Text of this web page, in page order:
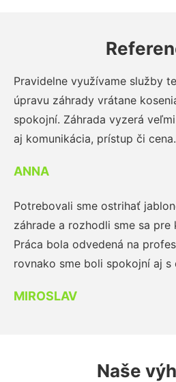
Pravidelne využívame služby
úpravu záhrady vrátane
spokojní. Záhrada vyzerá
aj komunikácia, prístup či
ANNA
Potrebovali sme ostrihať
záhrade a rozhodli sme sa pre
Práca bola odvedená na
rovnako sme boli spokojní aj s
MIROSLAV
Naše